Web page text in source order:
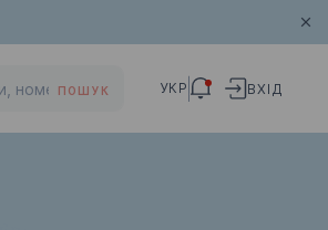
ПОШУК УКР ВХІД